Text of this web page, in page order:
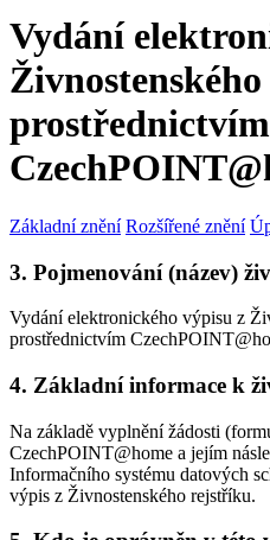
Vydání
prostřednictvím
Základní znění Rozšířené znění
3. Pojmenování (název)
Vydání elektronického výpisu z
prostřednictvím
4. Základní informace k
Na základě vyplnění žádosti
CzechPOINT@home a jejím
Informačního systému datových
výpis z Živnostenského rejstříku.